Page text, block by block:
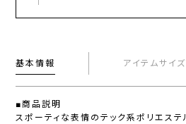
基本情報 アイテムサイズ
■商品説明
スポーティな表情のテック系ポリエス